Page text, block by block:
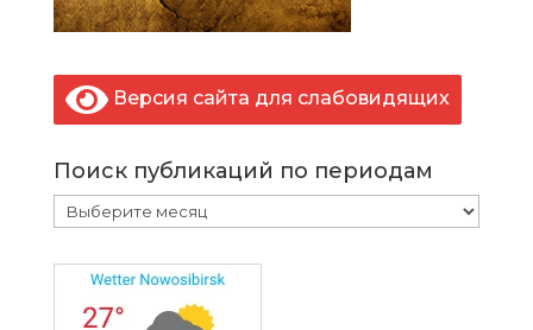
Версия сайта для слабовидящих
Поиск публикаций по периодам
Поиск
публикаций
по
периодам